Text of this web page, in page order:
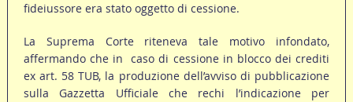
fideiussore era stato oggetto di cessione.
La Suprema Corte riteneva tale motivo infondato,
affermando che in caso di cessione in blocco dei crediti
ex art. 58 TUB, la produzione dell’avviso di pubblicazione
sulla Gazzetta Ufficiale che rechi l’indicazione per